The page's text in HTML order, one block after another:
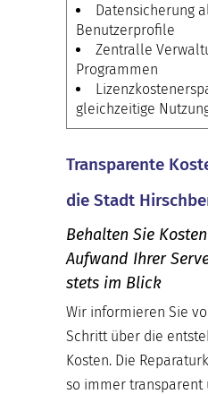
Datensicherung
Benutzerprofile
Zentralle
Programmen
gleichzeitige
Transparente
die Stadt
Behalten Sie
Aufwand Ihrer
stets im Blick
Wir informieren Sie
Schritt über die
Kosten. Die
so immer transparent